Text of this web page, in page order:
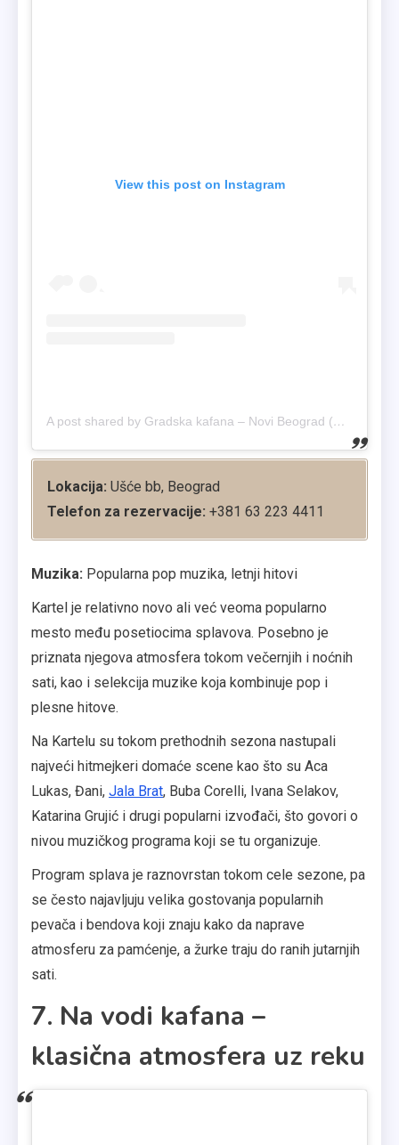
View this post on Instagram
A post shared by Gradska kafana – Novi Beograd (@jovan_gradska_kafana)
Lokacija: Ušće bb, Beograd
Telefon za rezervacije: +381 63 223 4411
Muzika: Popularna pop muzika, letnji hitovi
Kartel je relativno novo ali već veoma popularno
mesto među posetiocima splavova. Posebno je
priznata njegova atmosfera tokom večernjih i noćnih
sati, kao i selekcija muzike koja kombinuje pop i
plesne hitove.
Na Kartelu su tokom prethodnih sezona nastupali
najveći hitmejkeri domaće scene kao što su Aca
Lukas, Đani, Jala Brat, Buba Corelli, Ivana Selakov,
Katarina Grujić i drugi popularni izvođači, što govori o
nivou muzičkog programa koji se tu organizuje.
Program splava je raznovrstan tokom cele sezone, pa
se često najavljuju velika gostovanja popularnih
pevača i bendova koji znaju kako da naprave
atmosferu za pamćenje, a žurke traju do ranih jutarnjih
sati.
7. Na vodi kafana –
klasična atmosfera uz reku